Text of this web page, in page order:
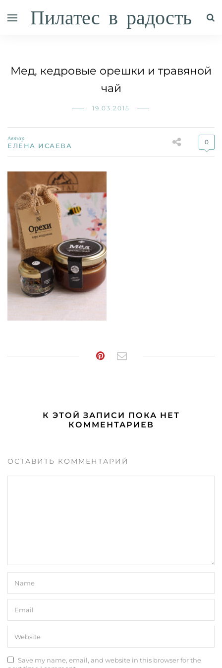
Пилатес в радость
Мед, кедровые орешки и травяной
чай
19.03.2015
Автор
ЕЛЕНА ИСАЕВА 0
К ЭТОЙ ЗАПИСИ ПОКА НЕТ
КОММЕНТАРИЕВ
ОСТАВИТЬ КОММЕНТАРИЙ
Save my name, email, and website in this browser for the